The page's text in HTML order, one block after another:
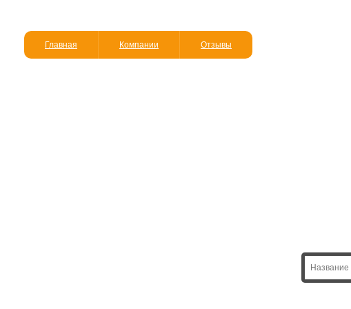
Главная Компании Отзывы